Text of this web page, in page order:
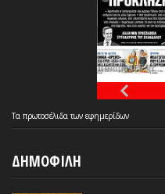
Τα πρωτοσέλιδατων εφημερίδων
ΔΗΜΟΦΙΛΗ